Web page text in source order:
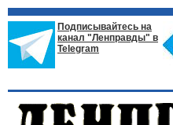
Подписывайтесь на
канал "Ленправды" в
Telegram